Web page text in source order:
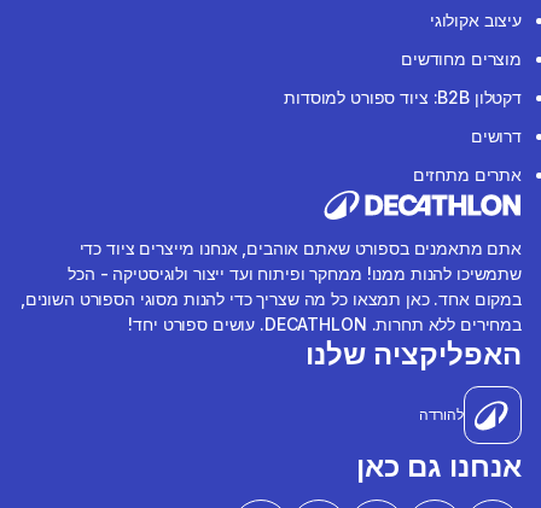
עיצוב אקולוגי
מוצרים מחודשים
דקטלון B2B: ציוד ספורט למוסדות
דרושים
אתרים מתחזים
אתם מתאמנים בספורט שאתם אוהבים, אנחנו מייצרים ציוד כדי
שתמשיכו להנות ממנו! ממחקר ופיתוח ועד ייצור ולוגיסטיקה - הכל
במקום אחד. כאן תמצאו כל מה שצריך כדי להנות מסוגי הספורט השונים,
במחירים ללא תחרות. DECATHLON. עושים ספורט יחד!
האפליקציה שלנו
להורדה
אנחנו גם כאן